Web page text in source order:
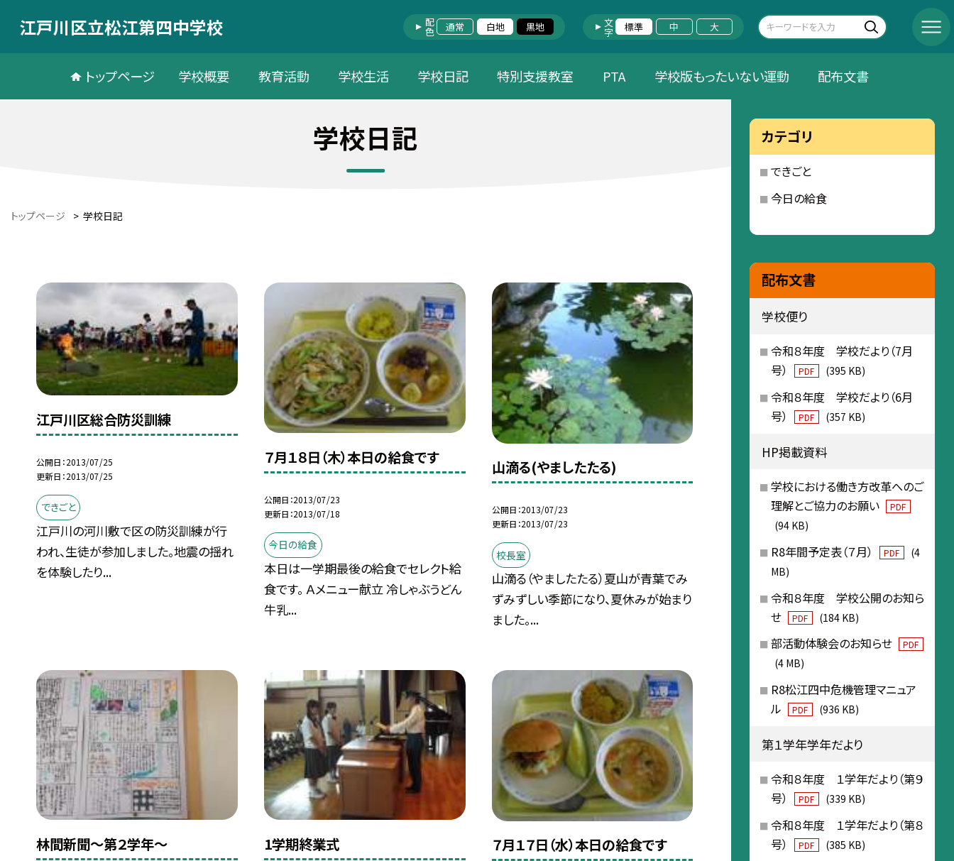
江戸川区立松江第四中学校 配色 通常 白地 黒地 文字 標準 中 大
トップページ 学校概要 教育活動 学校生活 学校日記 特別支援教室 PTA 学校版もったいない運動 配布文書
学校日記
トップページ > 学校日記
江戸川区総合防災訓練
公開日 2013/07/25
更新日 2013/07/25
できごと
江戸川の河川敷で区の防災訓練が行
われ、生徒が参加しました。地震の揺れ
を体験したり...
７月１８日（木）本日の給食です
公開日 2013/07/23
更新日 2013/07/18
今日の給食
本日は一学期最後の給食でセレクト給
食です。 Ａメニュー献立 冷しゃぶうどん
牛乳...
山滴る(やましたたる)
公開日 2013/07/23
更新日 2013/07/23
校長室
山滴る（やましたたる）夏山が青葉でみ
ずみずしい季節になり、夏休みが始まり
ました。...
林間新聞〜第２学年〜 1学期終業式 ７月１７日（水）本日の給食です
カテゴリ
できごと
今日の給食
配布文書
学校便り
令和８年度 学校だより（7月
号）
PDF (395 KB)
令和８年度 学校だより（6月
号）
PDF (357 KB)
HP掲載資料
学校における働き方改革へのご
理解とご協力のお願い
PDF
(94 KB)
R8年間予定表（７月） PDF
(4
MB)
令和８年度 学校公開のお知ら
せ
PDF (184 KB)
部活動体験会のお知らせ PDF
(4 MB)
R8松江四中危機管理マニュア
ル
PDF (936 KB)
第１学年学年だより
令和８年度 １学年だより（第９
号）
PDF (339 KB)
令和８年度 １学年だより（第８
号）
PDF (385 KB)